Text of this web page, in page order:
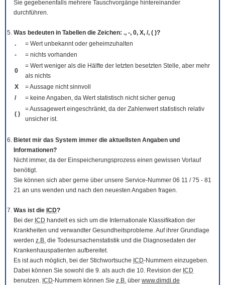
Sie gegebenenfalls mehrere Tauschvorgänge hintereinander
durchführen.
Was bedeuten in Tabellen die Zeichen: ., -, 0, X, /, ( )?
.
= Wert unbekannt oder geheimzuhalten
-
= nichts vorhanden
0
= Wert weniger als die Hälfte der letzten besetzten Stelle, aber mehr
als nichts
X
= Aussage nicht sinnvoll
/
= keine Angaben, da Wert statistisch nicht sicher genug
( )
= Aussagewert eingeschränkt, da der Zahlenwert statistisch relativ
unsicher ist.
Bietet mir das System immer die aktuellsten Angaben und
Informationen?
Nicht immer, da der Einspeicherungsprozess einen gewissen Vorlauf
benötigt.
Sie können sich aber gerne über unsere Service-Nummer 06 11 / 75 - 81
21 an uns wenden und nach den neuesten Angaben fragen.
Was ist die ICD?
Bei der ICD handelt es sich um die Internationale Klassifikation der
Krankheiten und verwandter Gesundheitsprobleme. Auf ihrer Grundlage
werden z.B. die Todesursachenstatistik und die Diagnosedaten der
Krankenhauspatienten aufbereitet.
Es ist auch möglich, bei der Stichwortsuche ICD-Nummern einzugeben.
Dabei können Sie sowohl die 9. als auch die 10. Revision der ICD
benutzen. ICD-Nummern können Sie z.B. über www.dimdi.de